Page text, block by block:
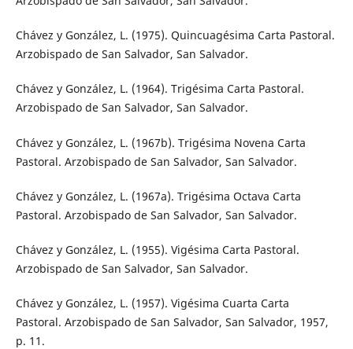
Chávez y González, L. (1975). Quincuagésima Carta Pastoral.
Arzobispado de San Salvador, San Salvador.
Chávez y González, L. (1964). Trigésima Carta Pastoral.
Arzobispado de San Salvador, San Salvador.
Chávez y González, L. (1967b). Trigésima Novena Carta
Pastoral. Arzobispado de San Salvador, San Salvador.
Chávez y González, L. (1967a). Trigésima Octava Carta
Pastoral. Arzobispado de San Salvador, San Salvador.
Chávez y González, L. (1955). Vigésima Carta Pastoral.
Arzobispado de San Salvador, San Salvador.
Chávez y González, L. (1957). Vigésima Cuarta Carta
Pastoral. Arzobispado de San Salvador, San Salvador, 1957,
p. 11.